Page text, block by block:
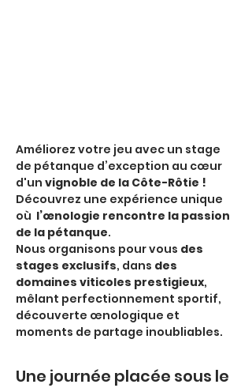
Améliorez votre jeu avec un stage
de pétanque d’exception au cœur
d'un vignoble de la Côte-Rôtie !
Découvrez une expérience unique
où l’œnologie rencontre la passion
de la pétanque.
Nous organisons pour vous des
stages exclusifs, dans des
domaines viticoles prestigieux,
mêlant perfectionnement sportif,
découverte œnologique et
moments de partage inoubliables.
Une journée placée sous le